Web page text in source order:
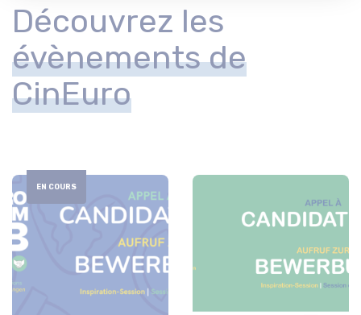
Découvrez les
évènements de
CinEuro
EN COURS